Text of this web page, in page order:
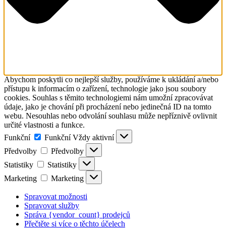
Abychom poskytli co nejlepší služby, používáme k ukládání a/nebo
přístupu k informacím o zařízení, technologie jako jsou soubory
cookies. Souhlas s těmito technologiemi nám umožní zpracovávat
údaje, jako je chování při procházení nebo jedinečná ID na tomto
webu. Nesouhlas nebo odvolání souhlasu může nepříznivě ovlivnit
určité vlastnosti a funkce.
Funkční
Funkční Vždy aktivní
Předvolby
Předvolby
Statistiky
Statistiky
Marketing
Marketing
Spravovat možnosti
Spravovat služby
Správa {vendor_count} prodejců
Přečtěte si více o těchto účelech